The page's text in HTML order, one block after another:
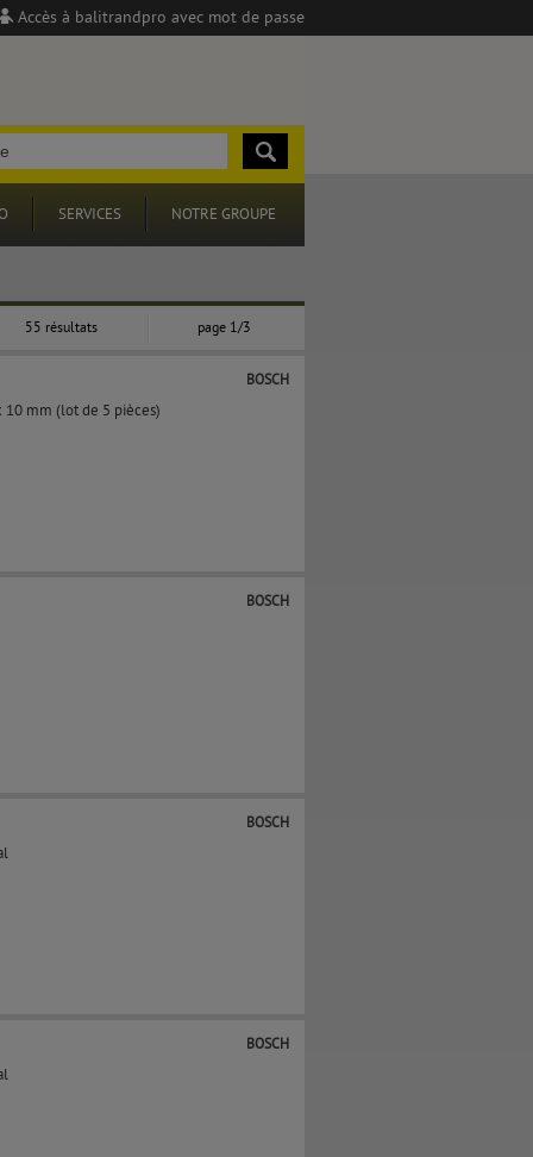
Accès à balitrandpro avec mot de passe
SERVICES NOTRE GROUPE
55 résultats page 1/3
BOSCH
10 mm (lot de 5 pièces)
BOSCH
BOSCH
BOSCH